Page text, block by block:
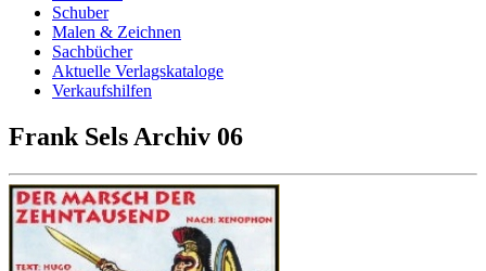
Schuber
Malen & Zeichnen
Sachbücher
Aktuelle Verlagskataloge
Verkaufshilfen
Frank Sels Archiv 06